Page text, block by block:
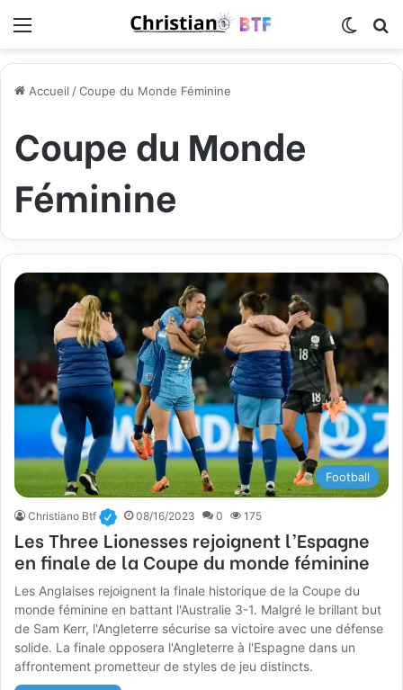
Accueil /Coupe du Monde Féminine
Coupe du Monde
Féminine
Football
Christiano Btf 08/16/2023 0 175
Les Three Lionesses rejoignent l’Espagne
en finale de la Coupe du monde féminine
Les Anglaises rejoignent la finale historique de la Coupe du
monde féminine en battant l'Australie 3-1. Malgré le brillant but
de Sam Kerr, l'Angleterre sécurise sa victoire avec une défense
solide. La finale opposera l'Angleterre à l'Espagne dans un
affrontement prometteur de styles de jeu distincts.